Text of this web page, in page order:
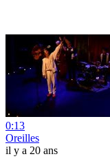
0:13
Oreilles
il y a 20 ans